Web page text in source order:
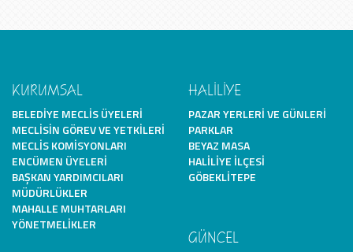
KURUMSAL
BELEDIYE MECLIS ÜYELERI
MECLISIN GÖREV VE YETKILERI
MECLIS KOMISYONLARI
ENCÜMEN ÜYELERI
BAŞKAN YARDIMCILARI
MÜDÜRLÜKLER
MAHALLE MUHTARLARI
YÖNETMELIKLER
HALİLİYE
PAZAR YERLERI VE GÜNLERI
PARKLAR
BEYAZ MASA
HALILIYE İLÇESI
GÖBEKLITEPE
GÜNCEL